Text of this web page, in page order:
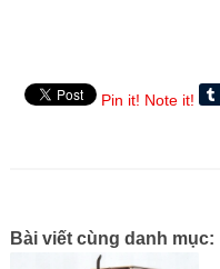
Pin it! Note it!
Bài viết cùng danh mục: